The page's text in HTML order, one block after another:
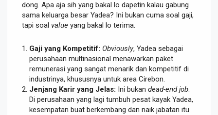
dong. Apa aja sih yang bakal lo dapetin kalau gabung
sama keluarga besar Yadea? Ini bukan cuma soal gaji,
tapi soal value yang bakal lo terima.
Gaji yang Kompetitif: Obviously, Yadea sebagai
perusahaan multinasional menawarkan paket
remunerasi yang sangat menarik dan kompetitif di
industrinya, khususnya untuk area Cirebon.
Jenjang Karir yang Jelas: Ini bukan dead-end job.
Di perusahaan yang lagi tumbuh pesat kayak Yadea,
kesempatan buat berkembang dan naik jabatan itu